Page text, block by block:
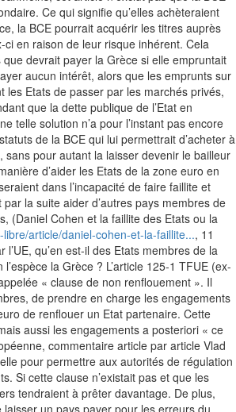
Ce qui signifie qu’elles achèteraient
la BCE pourrait acquérir les titres auprès
en raison de leur risque inhérent. Cela
devrait payer la Grèce si elle empruntait
aucun intérêt, alors que les emprunts sur
Etats de passer par les marchés privés,
que la dette publique de l’Etat en
telle solution n’a pour l’instant pas encore
de la BCE qui lui permettrait d’acheter à
sans pour autant la laisser devenir le bailleur
d’aider les Etats de la zone euro en
dans l’incapacité de faire faillite et
la suite aider d’autres pays membres de
(Daniel Cohen et la faillite des Etats ou la
article/daniel-cohen-et-la-faillite..., 11
qu’en est-il des Etats membres de la
la Grèce ? L’article 125-1 TFUE (ex-
« clause de non renflouement ». Il
de prendre en charge les engagements
de renflouer un Etat partenaire. Cette
aussi les engagements a posteriori « ce
commentaire article par article Vlad
pour permettre aux autorités de régulation
Si cette clause n’existait pas et que les
tendraient à prêter davantage. De plus,
un pays payer pour les erreurs du